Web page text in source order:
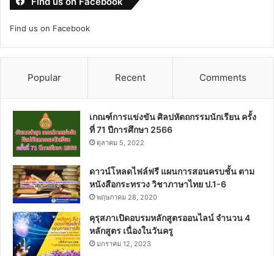
Find us on Facebook
Popular Recent Comments
เกณฑ์การแข่งขัน ศิลปหัตถกรรมนักเรียน ครั้ง
ที่ 71 ปีการศึกษา 2566
ตุลาคม 5, 2022
ดาวน์โหลดไฟล์ฟรี แผนการสอนครบชั้น ตาม
หนังสือกระทรวง วิชาภาษาไทย ป.1-6
พฤษภาคม 28, 2020
คุรุสภาเปิดอบรมหลักสูตรออนไลน์ จำนวน 4
หลักสูตร เนื่องในวันครู
มกราคม 12, 2023